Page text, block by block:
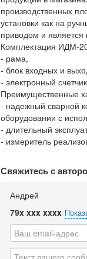
производственных
установки как на
приводом и
Комплектация ИДМ-
- рама,
- блок входных и
- электронный
Преимущественные
- надежный сварной
оборудовании с
- длительный
- измеритель
Свяжитесь с
Андрей
79x xxx xxxx